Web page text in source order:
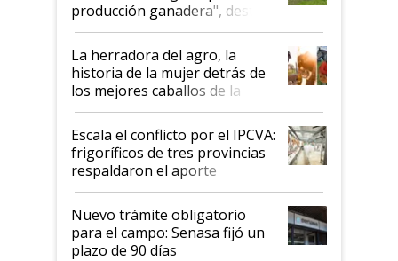
producción ganadera", destaca
la iniciativa que ya reúne a 46
establecimientos en Argentina
La herradora del agro, la
historia de la mujer detrás de
los mejores caballos de la
Argentina y los mitos que
todavía hacen sufrir a estos
animales: "Mientras me
descalificaban, yo seguí
haciendo currículum"
Escala el conflicto por el IPCVA:
frigoríficos de tres provincias
respaldaron el aporte
obligatorio
Nuevo trámite obligatorio
para el campo: Senasa fijó un
plazo de 90 días